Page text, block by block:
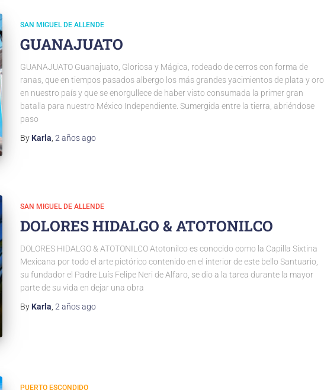
SAN MIGUEL DE ALLENDE
GUANAJUATO
GUANAJUATO Guanajuato, Gloriosa y Mágica, rodeado de cerros con forma de
ranas, que en tiempos pasados albergo los más grandes yacimientos de plata y oro
en nuestro país y que se enorgullece de haber visto consumada la primer gran
batalla para nuestro México Independiente. Sumergida entre la tierra, abriéndose
paso
By Karla ,2 añosago
SAN MIGUEL DE ALLENDE
DOLORES HIDALGO & ATOTONILCO
DOLORES HIDALGO & ATOTONILCO Atotonilco es conocido como la Capilla Sixtina
Mexicana por todo el arte pictórico contenido en el interior de este bello Santuario,
su fundador el Padre Luís Felipe Neri de Alfaro, se dio a la tarea durante la mayor
parte de su vida en dejar una obra
By Karla ,2 añosago
PUERTO ESCONDIDO